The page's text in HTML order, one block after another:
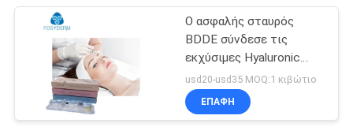
Ο ασφαλής σταυρός
BDDE σύνδεσε τις
εκχύσιμες Hyaluronic
όξινες δερμικές
εγχύσεις προσώπου
υλικών πληρώσεως
usd20-usd35 MOQ:1 κιβώτιο
ΕΠΑΦΉ